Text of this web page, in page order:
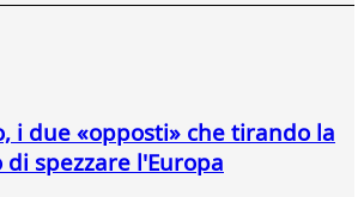
i due «opposti» che tirando la
spezzare l'Europa